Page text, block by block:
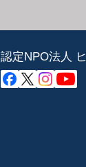
認定NPO法人